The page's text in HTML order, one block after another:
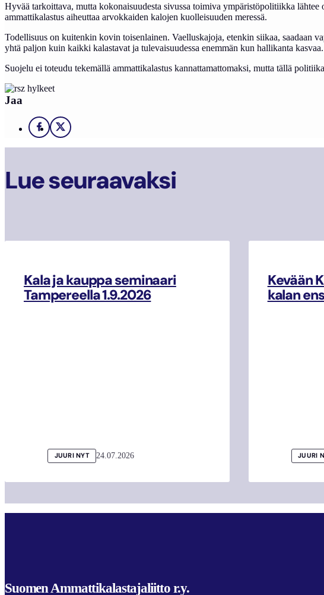
Hyvää tarkoittava, mutta kokonaisuudesta sivussa toimiva ympäristöpolitiikka
ammattikalastus aiheuttaa arvokkaiden kalojen kuolleisuuden meressä.
Todellisuus on kuitenkin kovin toisenlainen. Vaelluskajoja, etenkin siikaa, saadaan
yhtä paljon kuin kaikki kalastavat ja tulevaisuudessa enemmän kun hallikanta kasvaa.
Suojelu ei toteudu tekemällä ammattikalastus kannattamattomaksi, mutta tällä
Jaa
Facebook
X
Lue seuraavaksi
Kala ja kauppa seminaari
Tampereella 1.9.2026
JUURI NYT 24.07.2026
Kevään
kalan
JUURI
Suomen Ammattikalastajaliitto r.y.